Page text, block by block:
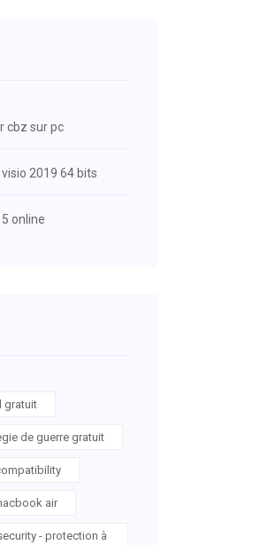
cbz sur pc
2019 64 bits
online
gratuit
de guerre gratuit
air
- protection à